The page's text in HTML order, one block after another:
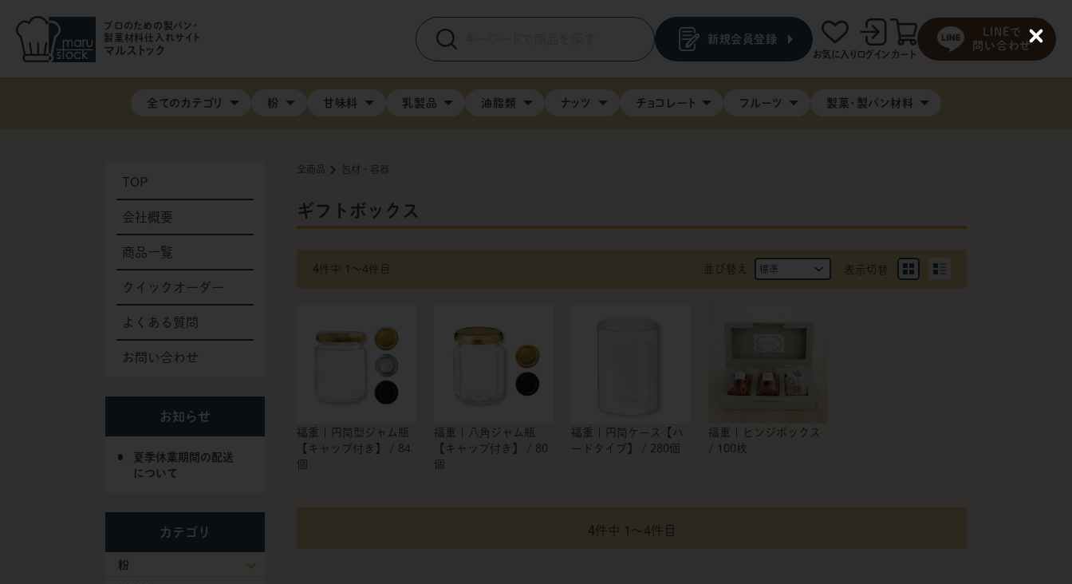
プロのための製パン・
製菓材料仕入れサイト
マルストック
新規会員登録
お気に入り ログイン カート
LINEで
問い合わせ
全てのカテゴリ 粉 甘味料 乳製品 油脂類 ナッツ チョコレート フルーツ 製菓・製パン材料
全商品 包材・容器
ギフトボックス
4件中 1〜4件目 並び替え 表示切替
福重 | 円筒型ジャム瓶
【キャップ付き】 / 84
個
福重 | 八角ジャム瓶
【キャップ付き】 / 80
個
福重 | 円筒ケース【ハ
ードタイプ】 / 280個
福重 | ヒンジボックス
/ 100枚
4件中 1〜4件目
TOP
会社概要
商品一覧
クイックオーダー
よくある質問
お問い合わせ
お知らせ
夏季休業期間の配送
について
カテゴリ
粉
C
l